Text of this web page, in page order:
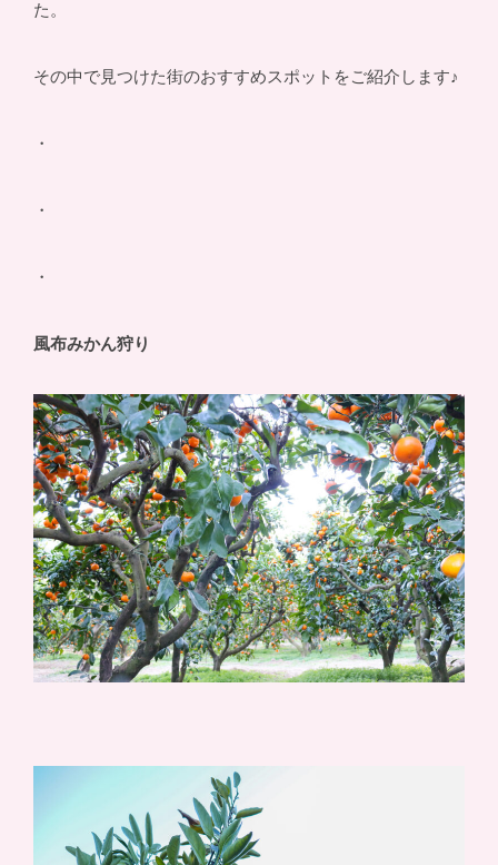
た。
その中で見つけた街のおすすめスポットをご紹介します♪
・
・
・
風布みかん狩り